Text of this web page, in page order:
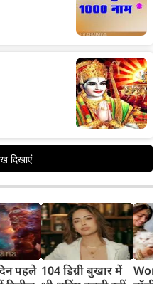
पहले 104 डिग्री बुखार में